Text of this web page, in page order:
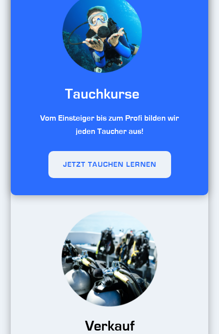
Tauchkurse
Vom Einsteiger bis zum Profi bilden wir
jeden Taucher aus!
JETZT TAUCHEN LERNEN
Verkauf